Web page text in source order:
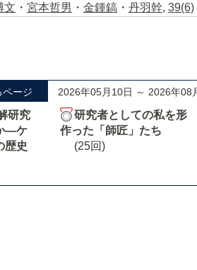
文 ・ 宮本哲男 ・ 金鍾鎬 ・ 丹羽幹, 39(6)
ページ 2026年05月10日 ～ 2026年08
研究
―ケ
歴史
研究者としての私を形
作った「師匠」たち
(25回)